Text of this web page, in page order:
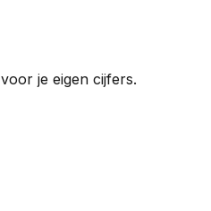
voor je eigen cijfers.